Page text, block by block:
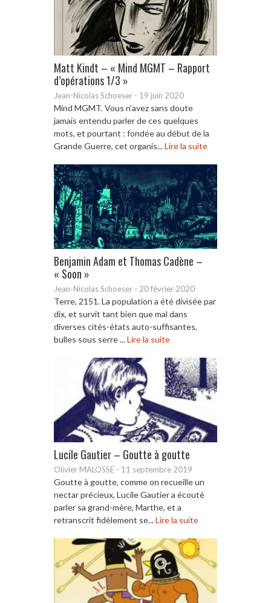
Matt Kindt – « Mind MGMT – Rapport
d’opérations 1/3 »
Jean-Nicolas Schoeser - 19 juin 2020
Mind MGMT. Vous n’avez sans doute
jamais entendu parler de ces quelques
mots, et pourtant : fondée au début de la
Grande Guerre, cet organis...Lire la suite
Benjamin Adam et Thomas Cadène –
« Soon »
Jean-Nicolas Schoeser - 20 février 2020
Terre, 2151. La population a été divisée par
dix, et survit tant bien que mal dans
diverses cités-états auto-suffisantes,
bulles sous serre ...Lire la suite
Lucile Gautier – Goutte à goutte
Olivier MALOSSE - 11 septembre 2019
Goutte à goutte, comme on recueille un
nectar précieux, Lucile Gautier a écouté
parler sa grand-mère, Marthe, et a
retranscrit fidèlement se...Lire la suite